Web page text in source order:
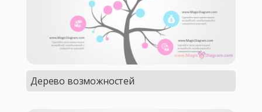
Дерево возможностей